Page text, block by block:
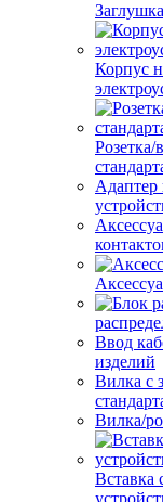
Корпус
Адаптер
Ввод
изделий
Вилка с
Вилка/
Вставка